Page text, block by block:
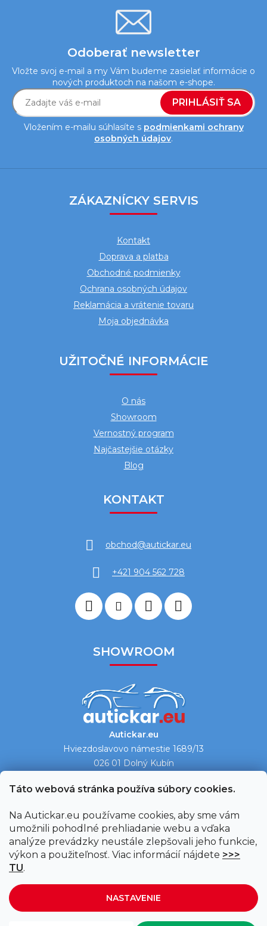
Táto webová stránka používa súbory cookies.
Na Autickar.eu používame cookies, aby sme vám
umožnili pohodlné prehliadanie webu a vďaka
analýze prevádzky neustále zlepšovali jeho funkcie,
výkon a použiteľnosť. Viac informácií nájdete >>>
TU.
NASTAVENIE
v
ý
p
i
s
u
Odoberať newsletter
Vložte svoj e-mail a my Vám budeme zasielať informácie o
nových produktoch na našom e-shope.
Vložením e-mailu súhlasíte s podmienkami ochrany
osobných údajov.
PRIHLÁSIŤ SA
ZÁKAZNÍCKY SERVIS
Kontakt
Doprava a platba
Obchodné podmienky
Ochrana osobných údajov
Reklamácia a vrátenie tovaru
Moja objednávka
UŽITOČNÉ INFORMÁCIE
O nás
Showroom
Vernostný program
Najčastejšie otázky
Blog
KONTAKT
obchod@autickar.eu
+421 904 562 728
SHOWROOM
Autickar.eu
Hviezdoslavovo námestie 1689/13
026 01 Dolný Kubín
Ukázať na mape →